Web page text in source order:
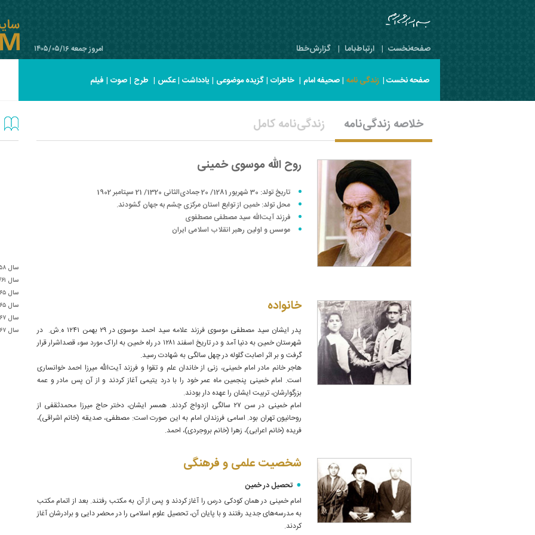
صفحه‌نخست | ارتباط‌با‌ما | گزارش‌خطا امروز جمعه ۱۴۰۵/۰۵/۱۶
صفحه نخست | زندگی نامه |صحیفه امام | خاطرات |گزیده موضوعی | یادداشت |عکس | طرح |صوت | فیلم
خلاصه زندگی‌نامه زندگی‌نامه کامل
روح الله موسوی خمینی
تاریخ تولد: 30 شهریور 1281/ 20 جمادی‌الثانی 1320/ 21 سپتامبر 1902
محل تولد: خمین از توابع استان مرکزى چشم به جهان گشودند.
فرزند آیت‌الله سید مصطفی مصطفوی
موسس و اولین رهبر انقلاب اسلامی ایران
خانواده
پدر ایشان سید مصطفی موسوی فرزند علامه سید احمد موسوی در ۲۹ بهمن ۱۲۴۱ ه.ش. در
شهرستان خمین به دنیا آمد و در تاریخ اسفند ۱۲۸۱ در راه خمین به اراک مورد سوء قصداشرار قرار
گرفت و بر اثر اصابت گلوله در چهل سالگی به شهادت رسید.
هاجر خانم مادر امام خمینی، زنی از خاندان علم و تقوا و فرزند آیت‌الله میرزا احمد خوانساری
است. امام خمینی پنجمین ماه عمر خود را با درد یتیمی آغاز کردند و از آن پس مادر و عمه
بزرگوارشان، تربیت ایشان را عهده دار بودند.
امام خمینی در سن ۲۷ سالگی ازدواج کردند. همسر ایشان، دختر حاج میرزا محمدثقفی از
روحانیون تهران بود. اسامی فرزندان امام به این صورت است: مصطفی، صدیقه (خانم اشراقی)،
فریده (خانم اعرابی)، زهرا (خانم بروجردی)، احمد.
شخصیت علمی و فرهنگی
تحصیل در خمین
امام خمینی در همان کودکی درس را آغاز کردند و پس از آن به مکتب رفتند. بعد از اتمام مکتب
به مدرسه‌های جدید رفتند و با پایان آن، تحصیل علوم اسلامی را در محضر دایی و برادرشان آغاز
کردند.
سال ۵۸/پیام به مسلمین ایران و جهان درباره انتخاب «روز قدس»
سال ۶۷/پیام تشکر به رئیس دولت امارات (تبریک سال جدید قمری)
سال ۶۷/پیام تشکر به نایب رئیس دولت امارات (تبریک سال جدید قمری)